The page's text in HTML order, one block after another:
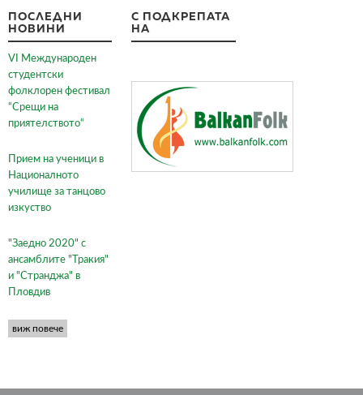
ПОСЛЕДНИ
НОВИНИ
VI Международен
студентски
фолклорен фестивал
“Срещи на
приятелството“
Прием на ученици в
Националното
училище за танцово
изкуство
"Заедно 2020" с
ансамблите "Тракия"
и "Странджа" в
Пловдив
виж повече
С ПОДКРЕПАТА
НА